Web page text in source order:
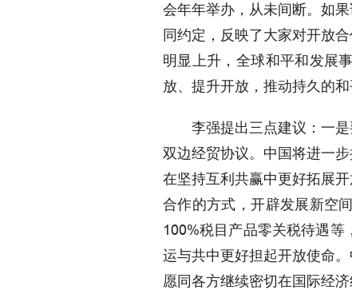
会年年举办，从未间断。如
同约定，反映了大家对开放
明显上升，全球和平和发展
放、提升开放，推动持久的和
李强提出三点建议：一
双边经贸协议。中国将进一
在坚持互利共赢中更好拓展
合作的方式，开辟发展新空
100%税目产品零关税待遇
运与共中更好担起开放使命
愿同各方继续密切在国际经